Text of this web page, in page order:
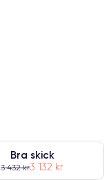
Bra skick
3 432 kr3 132 kr